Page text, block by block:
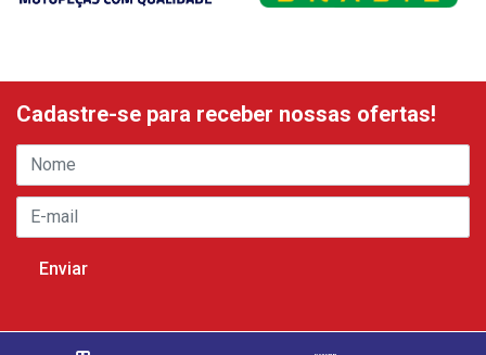
Cadastre-se para receber nossas ofertas!